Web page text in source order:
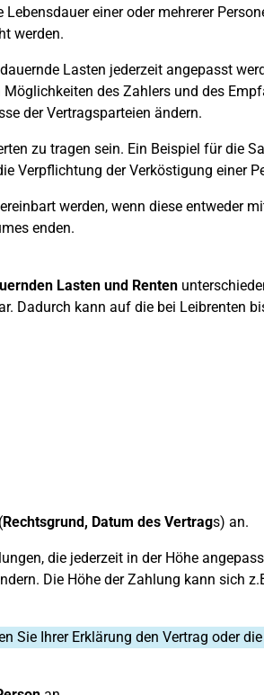
einer oder mehrerer
werden.
Lasten jederzeit angepasst
des Zahlers und des
der Vertragsparteien ändern.
zu tragen sein. Ein Beispiel für die
Verpflichtung der Verköstigung einer
werden, wenn diese entweder
enden.
Lasten und Renten
Dadurch kann auf die bei Leibrenten
Rechtsgrund, Datum des Vertrags) an.
die jederzeit in der Höhe
Die Höhe der Zahlung kann sich
Sie Ihrer Erklärung den Vertrag oder